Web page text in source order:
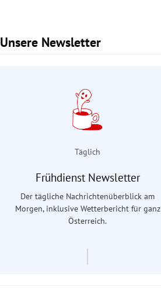
Unsere Newsletter
Slide 1 von 3
Täglich
Frühdienst Newsletter
Der tägliche Nachrichtenüberblick am
Morgen, inklusive Wetterbericht für ganz
Österreich.